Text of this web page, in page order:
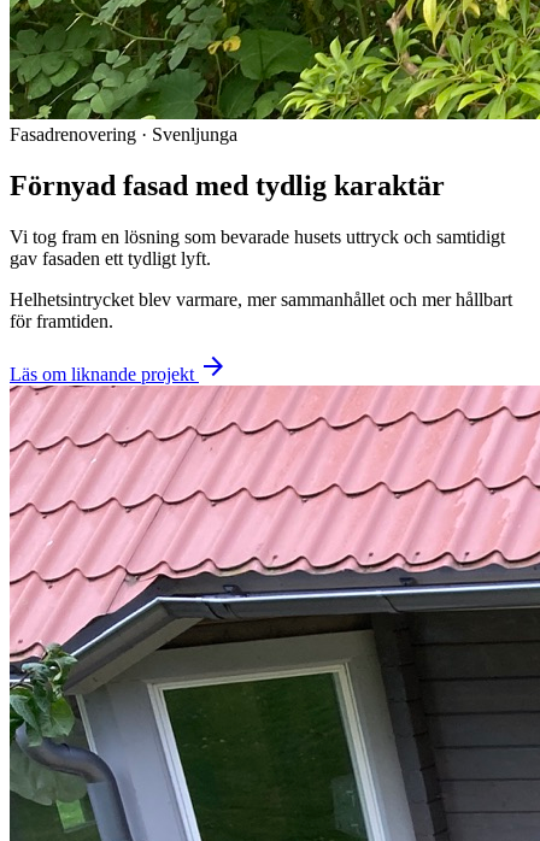
Fasadrenovering · Svenljunga
Förnyad fasad med tydlig karaktär
Vi tog fram en lösning som bevarade husets uttryck och samtidigt
gav fasaden ett tydligt lyft.
Helhetsintrycket blev varmare, mer sammanhållet och mer hållbart
för framtiden.
Läs om liknande projekt arrow_forward